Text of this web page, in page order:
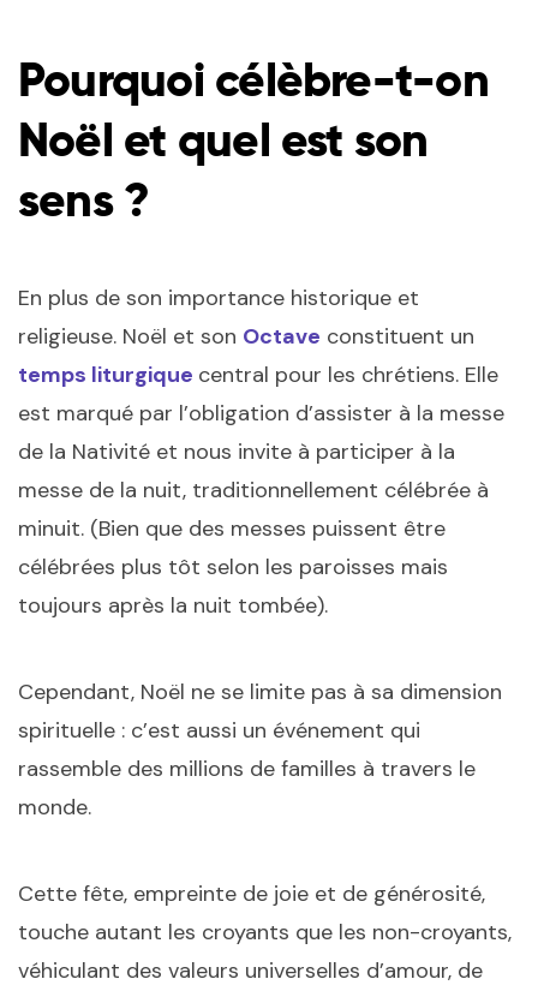
Pourquoi célèbre-t-on
Noël et quel est son
sens ?
En plus de son importance historique et
religieuse. Noël et son Octave constituent un
temps liturgique central pour les chrétiens. Elle
est marqué par l’obligation d’assister à la messe
de la Nativité et nous invite à participer à la
messe de la nuit, traditionnellement célébrée à
minuit. (Bien que des messes puissent être
célébrées plus tôt selon les paroisses mais
toujours après la nuit tombée).
Cependant, Noël ne se limite pas à sa dimension
spirituelle : c’est aussi un événement qui
rassemble des millions de familles à travers le
monde.
Cette fête, empreinte de joie et de générosité,
touche autant les croyants que les non-croyants,
véhiculant des valeurs universelles d’amour, de